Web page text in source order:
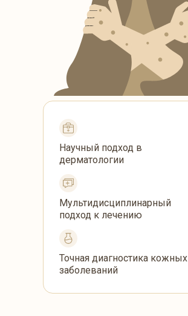
Точная диагностика кожных
заболеваний
Мультидисциплинарный
подход к лечению
Научный подход в
дерматологии